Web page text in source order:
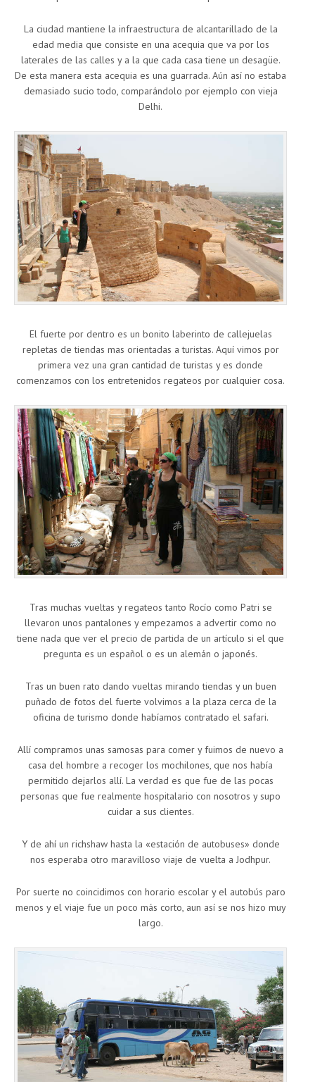
La ciudad mantiene la infraestructura de alcantarillado de la
edad media que consiste en una acequia que va por los
laterales de las calles y a la que cada casa tiene un desagüe.
De esta manera esta acequia es una guarrada. Aún así no estaba
demasiado sucio todo, comparándolo por ejemplo con vieja
Delhi.
El fuerte por dentro es un bonito laberinto de callejuelas
repletas de tiendas mas orientadas a turistas. Aquí vimos por
primera vez una gran cantidad de turistas y es donde
comenzamos con los entretenidos regateos por cualquier cosa.
Tras muchas vueltas y regateos tanto Rocío como Patri se
llevaron unos pantalones y empezamos a advertir como no
tiene nada que ver el precio de partida de un artículo si el que
pregunta es un español o es un alemán o japonés.
Tras un buen rato dando vueltas mirando tiendas y un buen
puñado de fotos del fuerte volvimos a la plaza cerca de la
oficina de turismo donde habíamos contratado el safari.
Allí compramos unas samosas para comer y fuimos de nuevo a
casa del hombre a recoger los mochilones, que nos había
permitido dejarlos allí. La verdad es que fue de las pocas
personas que fue realmente hospitalario con nosotros y supo
cuidar a sus clientes.
Y de ahí un richshaw hasta la «estación de autobuses» donde
nos esperaba otro maravilloso viaje de vuelta a Jodhpur.
Por suerte no coincidimos con horario escolar y el autobús paro
menos y el viaje fue un poco más corto, aun así se nos hizo muy
largo.